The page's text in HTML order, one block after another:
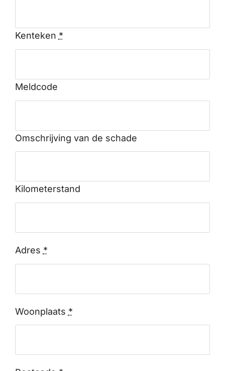
Kenteken *
Meldcode
Omschrijving van de schade
Kilometerstand
Adres *
Woonplaats *